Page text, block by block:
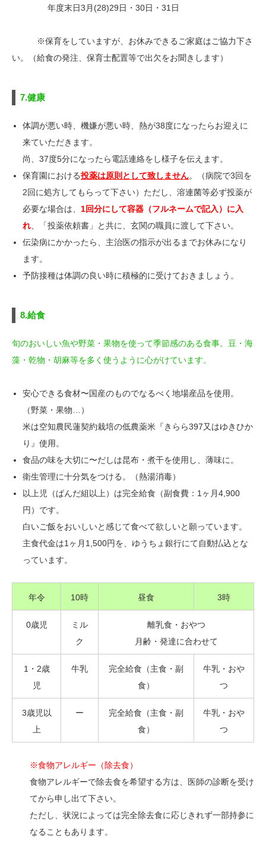
年度末日3月(28)29日・30日・31日
※保育をしていますが、お休みできるご家庭はご協力下さ
い。（給食の発注、保育士配置等で出欠をお聞きします）
7.健康
体調が悪い時、機嫌が悪い時、熱が38度になったらお迎えに
来ていただきます。
尚、37度5分になったら電話連絡をし様子を伝えます。
保育園における投薬は原則として致しません。（病院で3回を
2回に処方してもらって下さい）ただし、溶連菌等必ず投薬が
必要な場合は、 1回分にして容器（フルネームで記入）に入
れ 、「投薬依頼書」と共に、玄関の職員に渡して下さい。
伝染病にかかったら、主治医の指示が出るまでお休みになり
ます。
予防接種は体調の良い時に積極的に受けておきましょう。
8.給食
旬のおいしい魚や野菜・果物を使って季節感のある食事。豆・海
藻・乾物・胡麻等を多く使うように心がけています。
安心できる食材〜国産のものでなるべく地場産品を使用。
（野菜・果物…）
米は空知農民蓮契約栽培の低農薬米『きらら397又はゆきひか
り』使用。
食品の味を大切に〜だしは昆布・煮干を使用し、薄味に。
衛生管理に十分気をつける。（熱湯消毒）
以上児（ぱんだ組以上）は完全給食（副食費：1ヶ月4,900
円）です。
白いご飯をおいしいと感じて食べて欲しいと願っています。
主食代金は1ヶ月1,500円を、ゆうちょ銀行にて自動払込とな
っています。
年令 10時 昼食 3時
0歳児
ミル
ク
離乳食・おやつ
月齢・発達に合わせて
1・2歳
児
牛乳
完全給食（主食・副
食）
牛乳・おや
つ
3歳児以
上
ー
完全給食（主食・副
食）
牛乳・おや
つ
※食物アレルギー（除去食）
食物アレルギーで除去食を希望する方は、医師の診断を受け
てから申し出て下さい。
ただし、状況によっては完全除去食に応じきれず一部持参に
なることもあります。